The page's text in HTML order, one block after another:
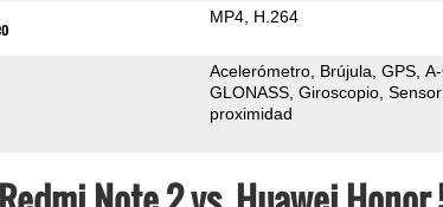
MP4 H.264
Acelerómetro Brújula GPS
GLONASS Giroscopio
proximidad